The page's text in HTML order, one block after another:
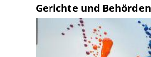
Gerichte und Behörden